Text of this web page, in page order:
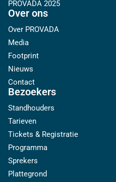
PROVADA 2025
Over ons
Over PROVADA
Media
Footprint
Nieuws
Contact
Bezoekers
Standhouders
Tarieven
Tickets & Registratie
Programma
Sprekers
Plattegrond